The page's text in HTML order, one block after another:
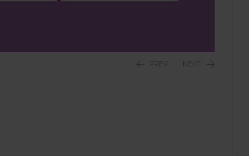
PREV NEXT